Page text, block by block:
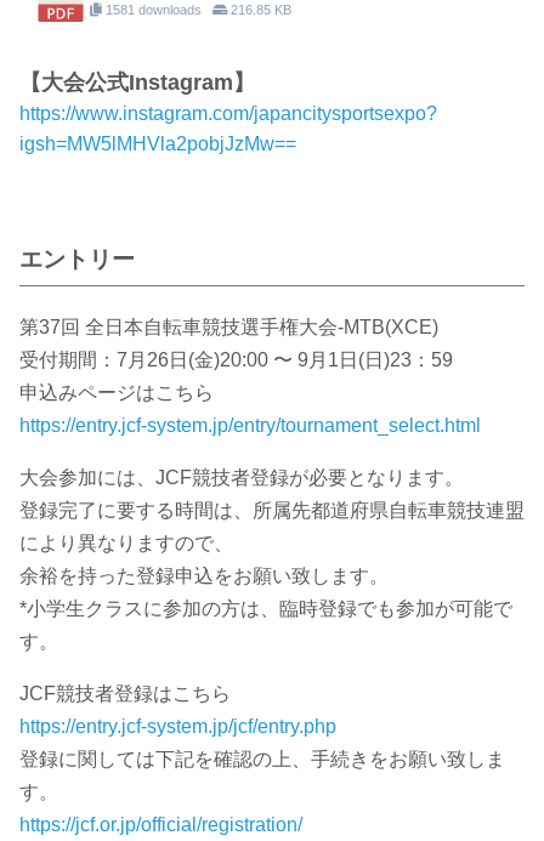
1581 downloads 216.85 KB
【大会公式Instagram】
https://www.instagram.com/japancitysportsexpo?
igsh=MW5lMHVla2pobjJzMw==
エントリー
第37回 全日本自転車競技選手権大会-MTB(XCE)
受付期間：7月26日(金)20:00 〜 9月1日(日)23：59
申込みページはこちら
https://entry.jcf-system.jp/entry/tournament_select.html
大会参加には、JCF競技者登録が必要となります。
登録完了に要する時間は、所属先都道府県自転車競技連盟
により異なりますので、
余裕を持った登録申込をお願い致します。
*小学生クラスに参加の方は、臨時登録でも参加が可能で
す。
JCF競技者登録はこちら
https://entry.jcf-system.jp/jcf/entry.php
登録に関しては下記を確認の上、手続きをお願い致しま
す。
https://jcf.or.jp/official/registration/